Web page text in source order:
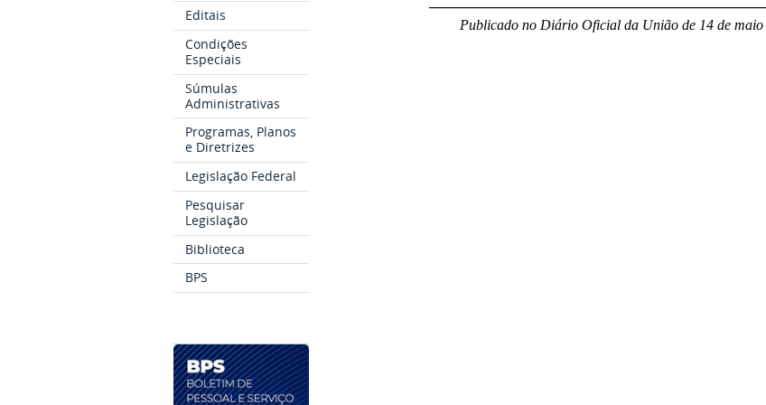
Editais
Condições
Especiais
Súmulas
Administrativas
Programas, Planos
e Diretrizes
Legislação Federal
Pesquisar
Legislação
Biblioteca
BPS
Publicado no Diário Oficial da União de 14 de maio